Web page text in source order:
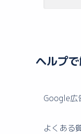
ヘルプ
Google広
よくある